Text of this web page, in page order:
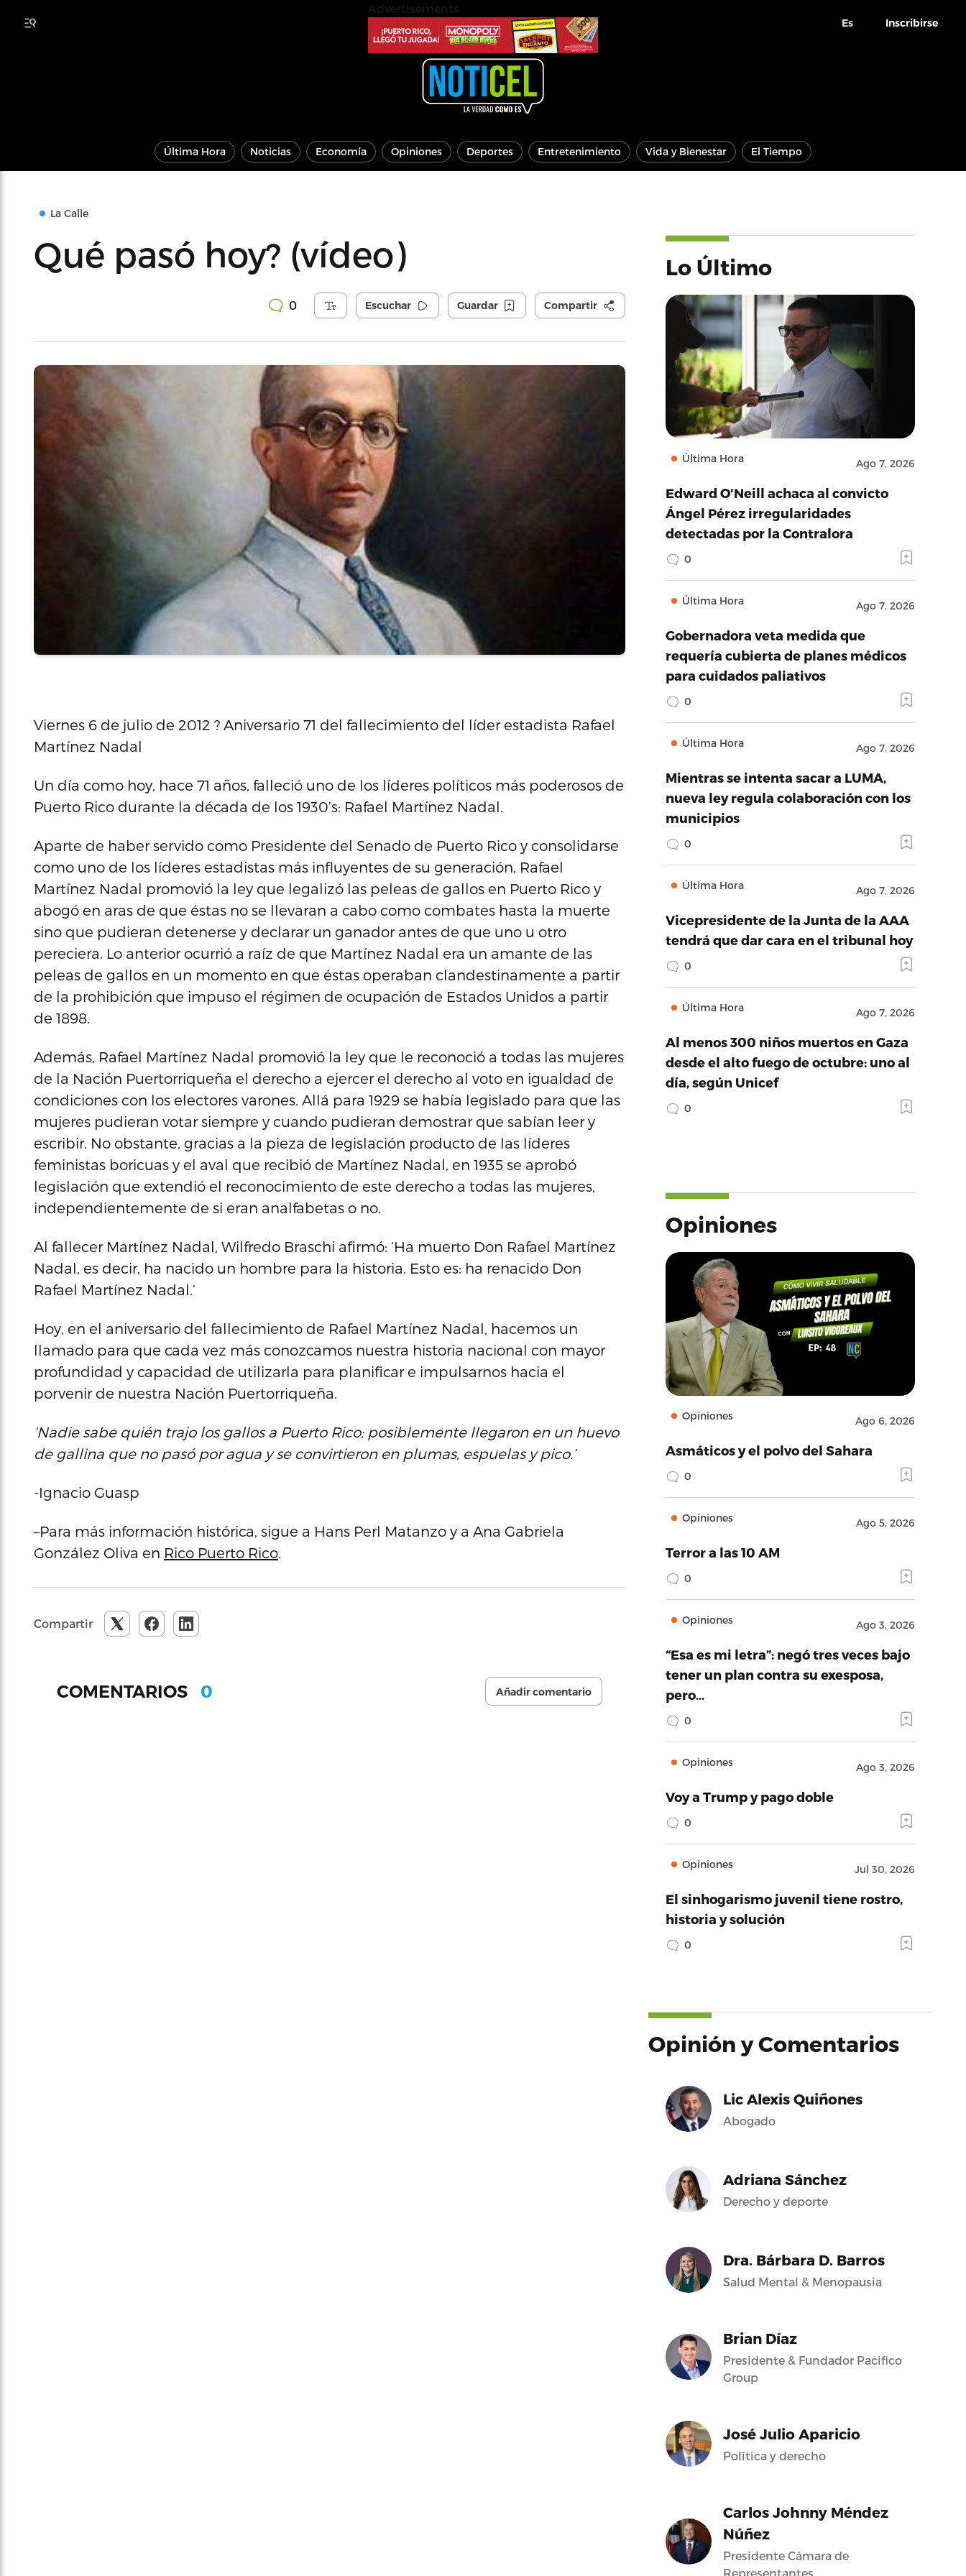
Es Inscribirse
Última Hora Noticias Economía Opiniones Deportes Entretenimiento Vida y Bienestar El Tiempo
La Calle
Qué pasó hoy? (vídeo)
0 Escuchar Guardar Compartir
Viernes 6 de julio de 2012 ? Aniversario 71 del fallecimiento del líder estadista Rafael
Martínez Nadal
Un día como hoy, hace 71 años, falleció uno de los líderes políticos más poderosos de
Puerto Rico durante la década de los 1930’s: Rafael Martínez Nadal.
Aparte de haber servido como Presidente del Senado de Puerto Rico y consolidarse
como uno de los líderes estadistas más influyentes de su generación, Rafael
Martínez Nadal promovió la ley que legalizó las peleas de gallos en Puerto Rico y
abogó en aras de que éstas no se llevaran a cabo como combates hasta la muerte
sino que pudieran detenerse y declarar un ganador antes de que uno u otro
pereciera. Lo anterior ocurrió a raíz de que Martínez Nadal era un amante de las
peleas de gallos en un momento en que éstas operaban clandestinamente a partir
de la prohibición que impuso el régimen de ocupación de Estados Unidos a partir
de 1898.
Además, Rafael Martínez Nadal promovió la ley que le reconoció a todas las mujeres
de la Nación Puertorriqueña el derecho a ejercer el derecho al voto en igualdad de
condiciones con los electores varones. Allá para 1929 se había legislado para que las
mujeres pudieran votar siempre y cuando pudieran demostrar que sabían leer y
escribir. No obstante, gracias a la pieza de legislación producto de las líderes
feministas boricuas y el aval que recibió de Martínez Nadal, en 1935 se aprobó
legislación que extendió el reconocimiento de este derecho a todas las mujeres,
independientemente de si eran analfabetas o no.
Al fallecer Martínez Nadal, Wilfredo Braschi afirmó: ‘Ha muerto Don Rafael Martínez
Nadal, es decir, ha nacido un hombre para la historia. Esto es: ha renacido Don
Rafael Martínez Nadal.’
Hoy, en el aniversario del fallecimiento de Rafael Martínez Nadal, hacemos un
llamado para que cada vez más conozcamos nuestra historia nacional con mayor
profundidad y capacidad de utilizarla para planificar e impulsarnos hacia el
porvenir de nuestra Nación Puertorriqueña.
‘Nadie sabe quién trajo los gallos a Puerto Rico; posiblemente llegaron en un huevo
de gallina que no pasó por agua y se convirtieron en plumas, espuelas y pico.’
-Ignacio Guasp
–Para más información histórica, sigue a Hans Perl Matanzo y a Ana Gabriela
González Oliva en Rico Puerto Rico.
Compartir
COMENTARIOS 0 Añadir comentario
Lo Último
Última Hora Ago 7, 2026
Edward O'Neill achaca al convicto
Ángel Pérez irregularidades
detectadas por la Contralora
0
Última Hora Ago 7, 2026
Gobernadora veta medida que
requería cubierta de planes médicos
para cuidados paliativos
0
Última Hora Ago 7, 2026
Mientras se intenta sacar a LUMA,
nueva ley regula colaboración con los
municipios
0
Última Hora Ago 7, 2026
Vicepresidente de la Junta de la AAA
tendrá que dar cara en el tribunal hoy
0
Última Hora Ago 7, 2026
Al menos 300 niños muertos en Gaza
desde el alto fuego de octubre: uno al
día, según Unicef
0
Opiniones
Opiniones Ago 6, 2026
Asmáticos y el polvo del Sahara
0
Opiniones Ago 5, 2026
Terror a las 10 AM
0
Opiniones Ago 3, 2026
“Esa es mi letra”: negó tres veces bajo
tener un plan contra su exesposa,
pero…
0
Opiniones Ago 3, 2026
Voy a Trump y pago doble
0
Opiniones Jul 30, 2026
El sinhogarismo juvenil tiene rostro,
historia y solución
0
Opinión y Comentarios
Lic Alexis Quiñones
Abogado
Adriana Sánchez
Derecho y deporte
Dra. Bárbara D. Barros
Salud Mental & Menopausia
Brian Díaz
Presidente & Fundador Pacifico
Group
José Julio Aparicio
Política y derecho
Carlos Johnny Méndez
Núñez
Presidente Cámara de
Representantes